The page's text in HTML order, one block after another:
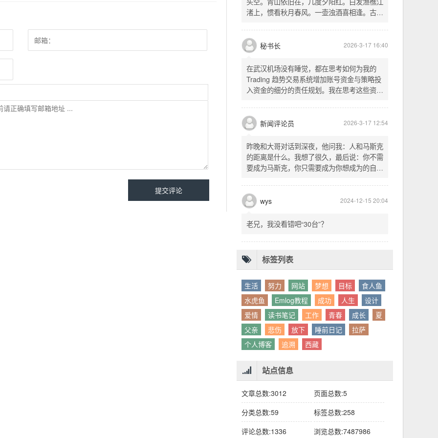
渚上，惯看秋月春风。一壶浊酒喜相逢。古今
的开篇词，气势磅礴，感慨历史兴衰、人生短
暂。晚饭时在墙上看到这句诗，让人感慨万
千。历史长河滚滚向前，多少英雄豪杰都随江
水而去。人生短暂，更应珍惜当下，做好每一
件事。
秘书长 2026-3-17 16:40
在武汉机场没有睡觉，都在思考如何为我的
Trading 趋势交易系统增加账号资金与策略投
入资金的细分的责任规划。我在思考这些资金
投入资金是每个策略单独分配的资金。昨天回
到家之后，我也在为博客增加这些功能，把交
易系统理念落实到代码层面。东西用久了需要
维护，人也是一样，累了就要好好休息。
新闻评论员 2026-3-17 12:54
昨晚和大哥对话到深夜，他问我：人和马斯克
的距离是什么。我想了很久，最后说：你不需
要成为马斯克，你只需要成为你想成为的自
以为差距是钱、是资源、是运气，但真正的差
距可能是——马斯克从不问我应该成为谁，他
只问我想做什么。而我们，花了太多时间活成
别人眼中的应该。这句话不是安慰，是提醒：
wys 2024-12-15 20:04
老兄，我没看错吧“30台”？
标签列表
生活 努力 网站 梦想 目标
食人鱼
水虎鱼
Emlog教程 成功 人生
设计
爱情
读书笔记 工作 青春 成长
夏
父亲
悲伤 放下 睡前日记
拉萨
个人博客
追溯 西藏
站点信息
文章总数:3012
页面总数:5
分类总数:59
标签总数:258
评论总数:1336
浏览总数:7487986